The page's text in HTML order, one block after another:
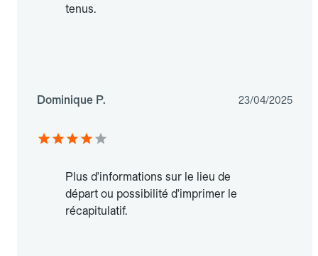
tenus.
Dominique P. 23/04/2025
Plus d'informations sur le lieu de
départ ou possibilité d'imprimer le
récapitulatif.